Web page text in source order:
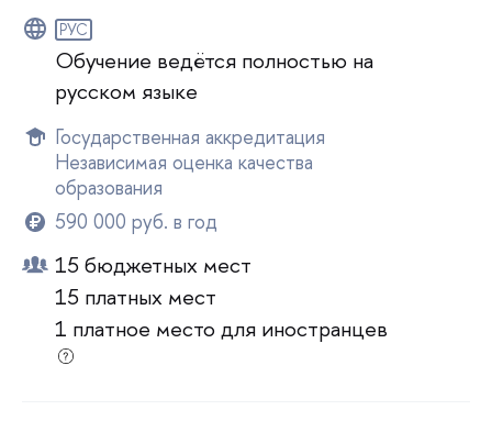
РУС
Обучение ведётся полностью на
русском языке
Государственная аккредитация
Независимая оценка качества
образования
590 000 руб. в год
15 бюджетных мест
15 платных мест
1 платное место для иностранцев